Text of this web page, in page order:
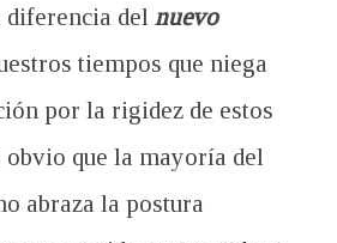
diferencia del nuevo
tiempos que niega
por la rigidez de estos
que la mayoría del
abraza la postura